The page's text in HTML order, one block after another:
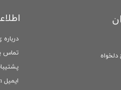
تماس
پشتیبانی
ایمیل Litart.ir@gmail.com